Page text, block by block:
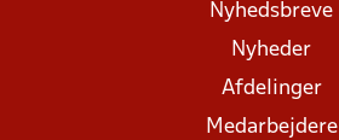
Nyhedsbreve
Nyheder
Afdelinger
Medarbejdere